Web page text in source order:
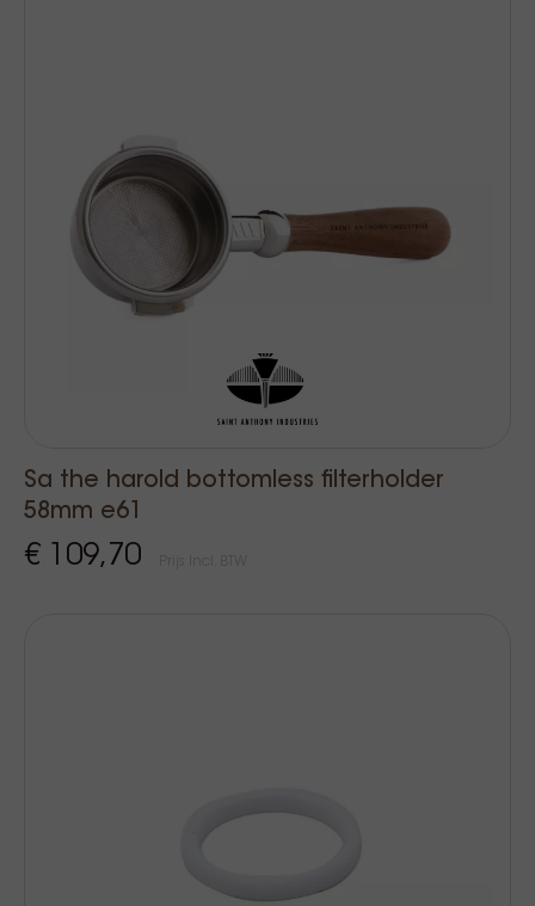
Sa the harold bottomless filterholder
58mm e61
€ 109,70